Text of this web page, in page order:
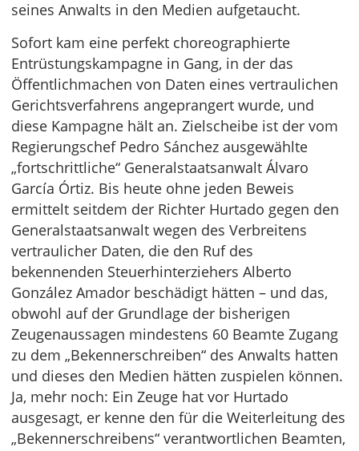
seines Anwalts in den Medien aufgetaucht.
Sofort kam eine perfekt choreographierte
Entrüstungskampagne in Gang, in der das
Öffentlichmachen von Daten eines vertraulichen
Gerichtsverfahrens angeprangert wurde, und
diese Kampagne hält an. Zielscheibe ist der vom
Regierungschef Pedro Sánchez ausgewählte
„fortschrittliche“ Generalstaatsanwalt Álvaro
García Órtiz. Bis heute ohne jeden Beweis
ermittelt seitdem der Richter Hurtado gegen den
Generalstaatsanwalt wegen des Verbreitens
vertraulicher Daten, die den Ruf des
bekennenden Steuerhinterziehers Alberto
González Amador beschädigt hätten – und das,
obwohl auf der Grundlage der bisherigen
Zeugenaussagen mindestens 60 Beamte Zugang
zu dem „Bekennerschreiben“ des Anwalts hatten
und dieses den Medien hätten zuspielen können.
Ja, mehr noch: Ein Zeuge hat vor Hurtado
ausgesagt, er kenne den für die Weiterleitung des
„Bekennerschreibens“ verantwortlichen Beamten,